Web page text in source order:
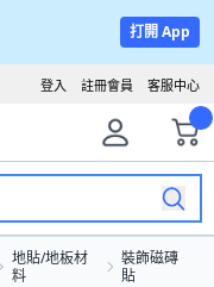
打開 App
客服中心
註冊會員
登入
地貼/地板材
料
裝飾磁磚
貼